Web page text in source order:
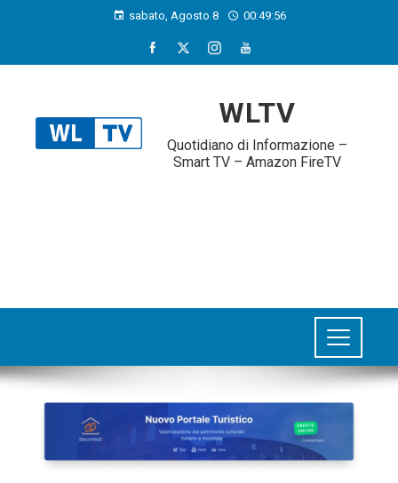
sabato, Agosto 8 00:49:57
WLTV
Quotidiano di Informazione –
Smart TV – Amazon FireTV